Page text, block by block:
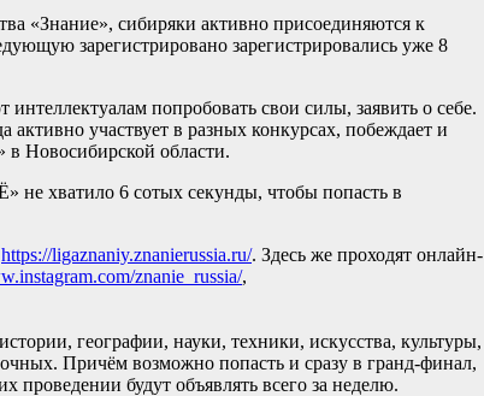
«Знание», сибиряки активно присоединяются к
зарегистрировано зарегистрировались уже 8
попробовать свои силы, заявить о себе.
участвует в разных конкурсах, побеждает и
в Новосибирской области.
не хватило 6 сотых секунды, чтобы попасть в
https://ligaznaniy.znanierussia.ru/. Здесь же проходят онлайн-
znanie_russia/,
географии, науки, техники, искусства, культуры,
Причём возможно попасть и сразу в гранд-финал,
проведении будут объявлять всего за неделю.